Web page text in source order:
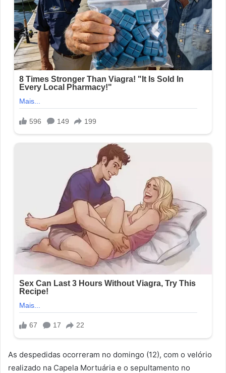
As despedidas ocorreram no domingo (12), com o velório
realizado na Capela Mortuária e o sepultamento no